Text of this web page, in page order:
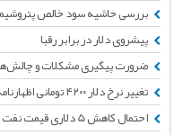
بررسی حاشیه سود خالص
پیشروی دلار در برابر رقبا
ضرورت پیگیری مشکلات و
تغییر نرخ دلار ۴۲۰۰ تومانی اظهارنامه‌های وارداتی به دلار نیمایی
احتمال کاهش 5 دلاری قیمت نفت با ایجاد شوک شیوع ویروس مرگبار کرونا